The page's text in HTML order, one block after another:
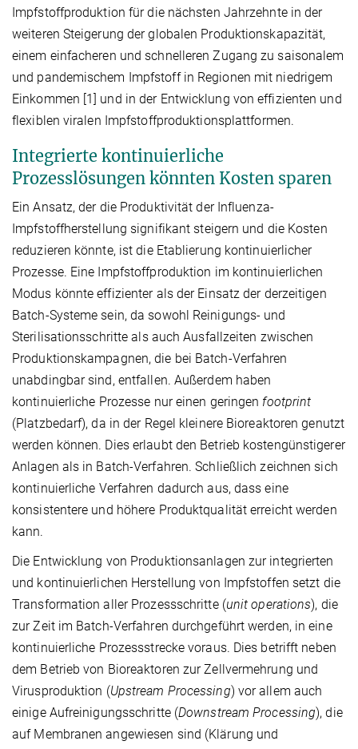
Impfstoffproduktion für die nächsten Jahrzehnte in der
weiteren Steigerung der globalen Produktionskapazität,
einem einfacheren und schnelleren Zugang zu saisonalem
und pandemischem Impfstoff in Regionen mit niedrigem
Einkommen [1] und in der Entwicklung von effizienten und
flexiblen viralen Impfstoffproduktionsplattformen.
Integrierte kontinuierliche
Prozesslösungen könnten Kosten sparen
Ein Ansatz, der die Produktivität der Influenza-
Impfstoffherstellung signifikant steigern und die Kosten
reduzieren könnte, ist die Etablierung kontinuierlicher
Prozesse. Eine Impfstoffproduktion im kontinuierlichen
Modus könnte effizienter als der Einsatz der derzeitigen
Batch-Systeme sein, da sowohl Reinigungs- und
Sterilisationsschritte als auch Ausfallzeiten zwischen
Produktionskampagnen, die bei Batch-Verfahren
unabdingbar sind, entfallen. Außerdem haben
kontinuierliche Prozesse nur einen geringen footprint
(Platzbedarf), da in der Regel kleinere Bioreaktoren genutzt
werden können. Dies erlaubt den Betrieb kostengünstigerer
Anlagen als in Batch-Verfahren. Schließlich zeichnen sich
kontinuierliche Verfahren dadurch aus, dass eine
konsistentere und höhere Produktqualität erreicht werden
kann.
Die Entwicklung von Produktionsanlagen zur integrierten
und kontinuierlichen Herstellung von Impfstoffen setzt die
Transformation aller Prozessschritte (unit operations), die
zur Zeit im Batch-Verfahren durchgeführt werden, in eine
kontinuierliche Prozessstrecke voraus. Dies betrifft neben
dem Betrieb von Bioreaktoren zur Zellvermehrung und
Virusproduktion (Upstream Processing) vor allem auch
einige Aufreinigungsschritte (Downstream Processing), die
auf Membranen angewiesen sind (Klärung und